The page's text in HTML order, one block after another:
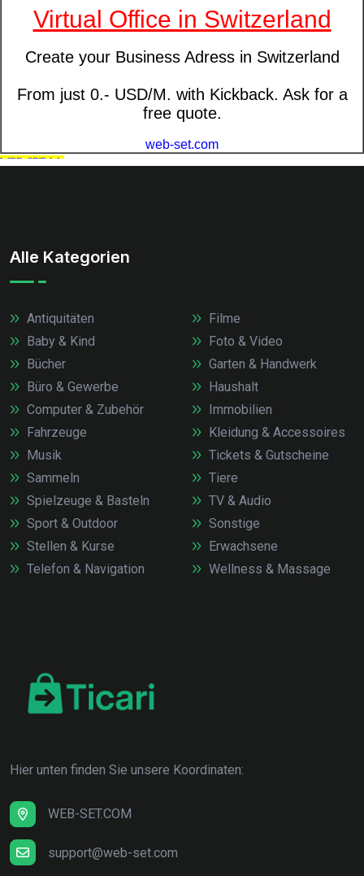
Alle Kategorien
Antiquitäten
Baby & Kind
Bücher
Büro & Gewerbe
Computer & Zubehör
Fahrzeuge
Filme
Foto & Video
Garten & Handwerk
Haushalt
Immobilien
Kleidung & Accessoires
Musik
Sammeln
Spielzeuge & Basteln
Sport & Outdoor
Stellen & Kurse
Telefon & Navigation
Tickets & Gutscheine
Tiere
TV & Audio
Sonstige
Erwachsene
Wellness & Massage
Hier unten finden Sie unsere Koordinaten:
WEB-SET.COM
support@web-set.com